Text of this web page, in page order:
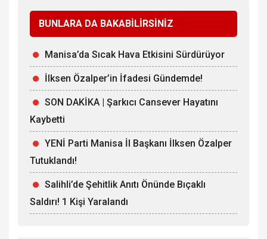
BUNLARA DA BAKABİLİRSİNİZ
Manisa’da Sıcak Hava Etkisini Sürdürüyor
İlksen Özalper’in İfadesi Gündemde!
SON DAKİKA | Şarkıcı Cansever Hayatını
Kaybetti
YENİ Parti Manisa İl Başkanı İlksen Özalper
Tutuklandı!
Salihli’de Şehitlik Anıtı Önünde Bıçaklı
Saldırı! 1 Kişi Yaralandı